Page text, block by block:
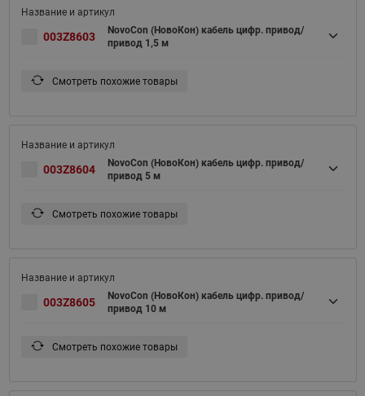
003Z8603
NovoCon (НовоКон) кабель цифр. привод/
привод 1,5 м
Смотреть похожие товары
003Z8604
NovoCon (НовоКон) кабель цифр. привод/
привод 5 м
Смотреть похожие товары
003Z8605
NovoCon (НовоКон) кабель цифр. привод/
привод 10 м
Смотреть похожие товары